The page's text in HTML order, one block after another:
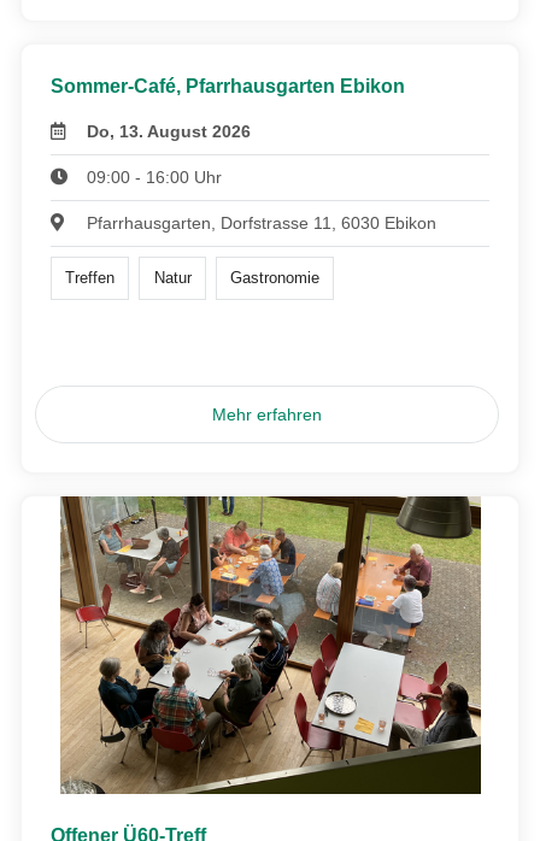
Sommer-Café, Pfarrhausgarten Ebikon
Do, 13. August 2026
09:00 - 16:00 Uhr
Pfarrhausgarten, Dorfstrasse 11, 6030 Ebikon
Treffen Natur Gastronomie
Mehr erfahren
Offener Ü60-Treff